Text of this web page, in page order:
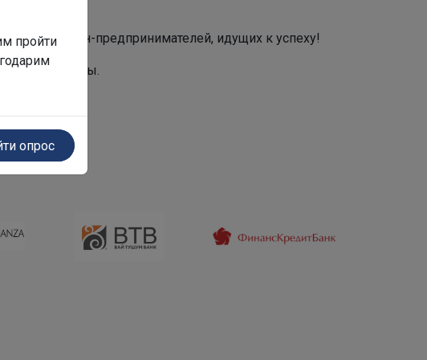
для женщин-предпринимателей, идущих к успеху!
нужной суммы.
пройти
опрос